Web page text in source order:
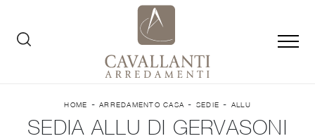
HOME - ARREDAMENTO CASA - SEDIE - ALLU
SEDIA ALLU DI GERVASONI